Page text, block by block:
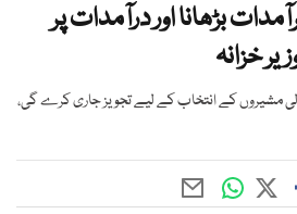
بڑھانا اور درآمدات پر
خزانہ
مشیروں کے انتخاب کے لیے تجویز جاری کرے گی،